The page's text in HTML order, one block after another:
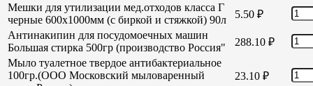
Мешки для утилизации мед.отходов класса Г
черные 600х1000мм (с биркой и стяжкой) 90л
5.50 ₽
Антинакипин для посудомоечных машин
Большая стирка 500гр (производство Россия"
288.10 ₽
Мыло туалетное твердое антибактериальное
100гр.(ООО Московский мыловаренный
23.10 ₽